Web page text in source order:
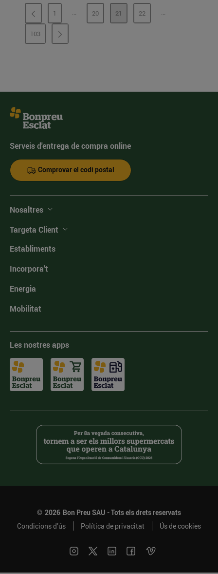
PÀGINA
1 ...PÀGINES INTERMÈDIES
PÀGINA
20 PÀGINA
21 PÀGINA
22 ...PÀGINES
PÀGINA
103
Serveis d'entrega de compra online
Comprovar el codi postal
Nosaltres
Targeta Client
Establiments
Incorpora't
Energia
Mobilitat
Les nostres apps
© 2026 Bon Preu SAU - Tots els drets reservats
Condicions d’ús
Política de privacitat Ús de cookies